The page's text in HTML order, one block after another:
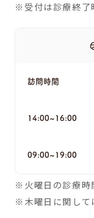
受付は診療終了
訪問時間
14:00~16:00
09:00~19:00
火曜日の診療時
木曜日に関して